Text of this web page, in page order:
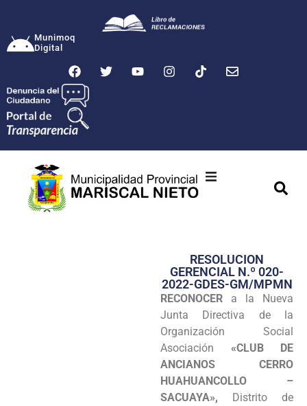
Munimoq
Digital
Transparencia
Seguridad
Programas
Intranet
RESOLUCION
GERENCIAL N.º 020-
2022-GDES-GM/MPMN
RECONOCER a la Nueva
Junta Directiva de la
Organización Social
Asociación «CLUB DE
ANCIANOS CERRO
HUAHUANCOLLO –
SACUAYA», Distrito de